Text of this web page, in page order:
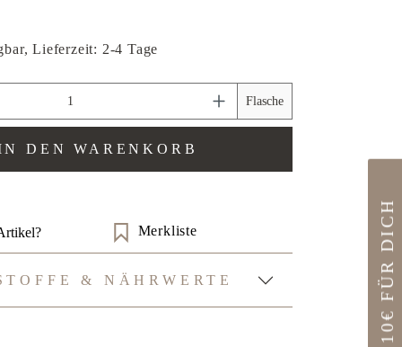
Lieferzeit: 2-4 Tage
Gib den gewünschten Wert ein oder
Flasche
DEN WARENKORB
Merkliste
& NÄHRWERTE 10€ FÜR DICH